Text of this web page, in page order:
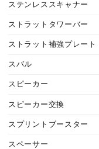
ステンレススキャナー
ストラットタワーバー
ストラット補強プレート
スバル
スピーカー
スピーカー交換
スプリントブースター
スペーサー